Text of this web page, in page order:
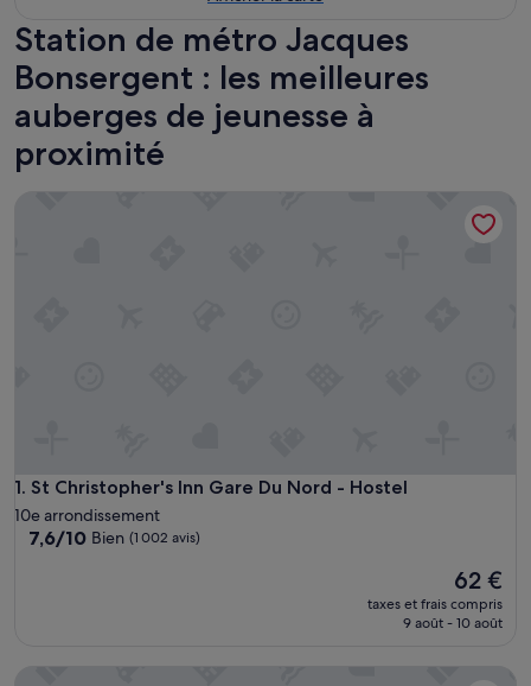
Station de métro Jacques
Bonsergent : les meilleures
auberges de jeunesse à
proximité
1. St Christopher's Inn Gare Du Nord - Hostel
St Christopher's Inn Gare Du Nord - Hostel
10e arrondissement
7.6
7,6/10 Bien (1 002 avis)
Le
nouveau
prix
62 €
taxes et frais compris
9 août - 10 août